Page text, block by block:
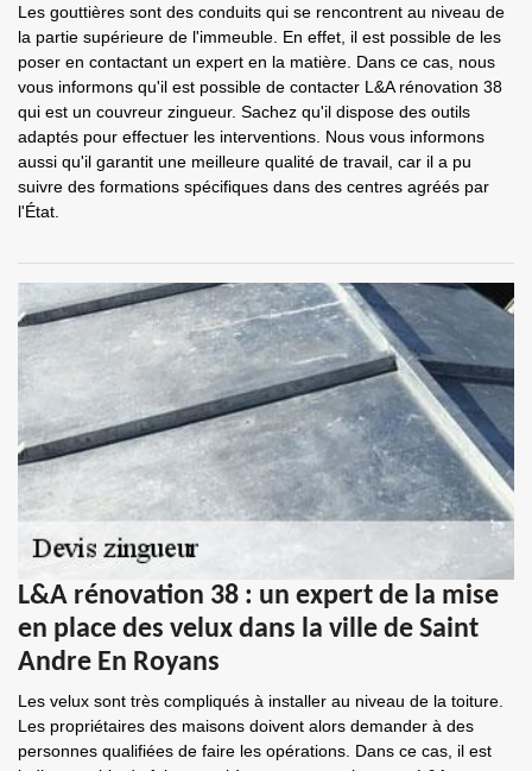
Les gouttières sont des conduits qui se rencontrent au niveau de
la partie supérieure de l'immeuble. En effet, il est possible de les
poser en contactant un expert en la matière. Dans ce cas, nous
vous informons qu'il est possible de contacter L&A rénovation 38
qui est un couvreur zingueur. Sachez qu'il dispose des outils
adaptés pour effectuer les interventions. Nous vous informons
aussi qu'il garantit une meilleure qualité de travail, car il a pu
suivre des formations spécifiques dans des centres agréés par
l'État.
L&A rénovation 38 : un expert de la mise
en place des velux dans la ville de Saint
Andre En Royans
Les velux sont très compliqués à installer au niveau de la toiture.
Les propriétaires des maisons doivent alors demander à des
personnes qualifiées de faire les opérations. Dans ce cas, il est